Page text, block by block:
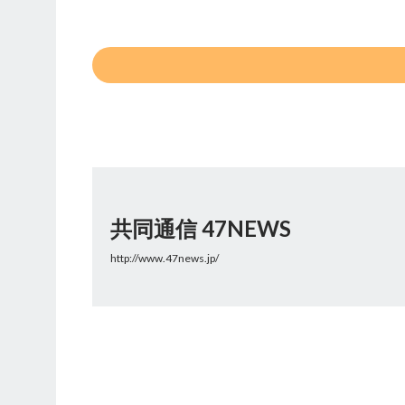
共同通信 47NEWS
http://www.47news.jp/